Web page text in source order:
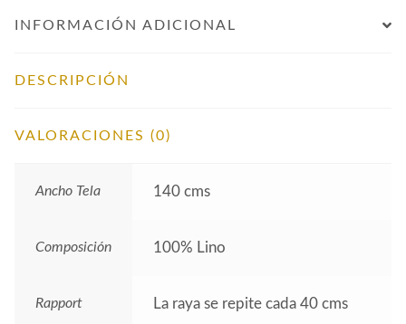
INFORMACIÓN ADICIONAL
DESCRIPCIÓN
VALORACIONES (0)
Ancho Tela 140 cms
Composición 100% Lino
Rapport La raya se repite cada 40 cms